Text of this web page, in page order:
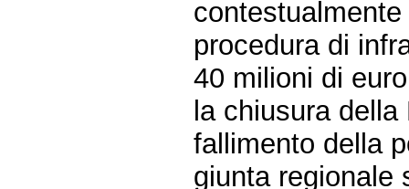
procedura di
40 milioni di
la chiusura
fallimento della
giunta regionale